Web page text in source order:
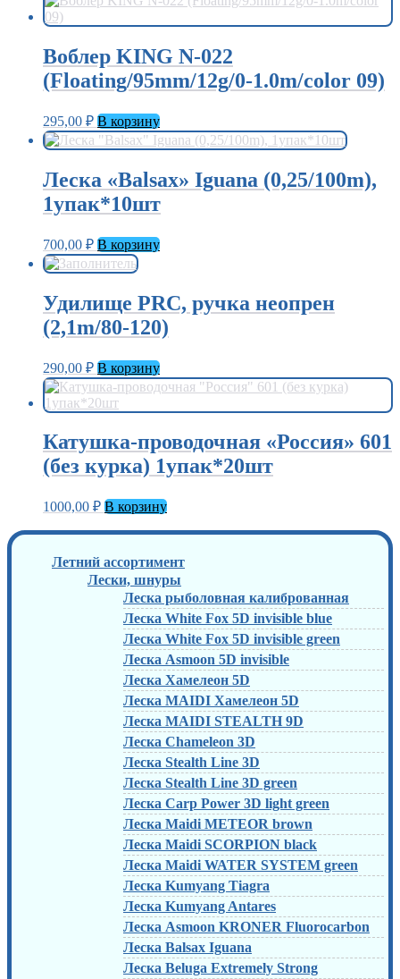
Воблер KING N-022
(Floating/95mm/12g/0-1.0m/color 09)
295,00 ₽ В корзину
Леска «Balsax» Iguana (0,25/100m),
1упак*10шт
700,00 ₽ В корзину
Удилище PRC, ручка неопрен
(2,1m/80-120)
290,00 ₽ В корзину
Катушка-проводочная «Россия» 601
(без курка) 1упак*20шт
1000,00 ₽ В корзину
Летний ассортимент
Лески, шнуры
Леска рыболовная калиброванная
Леска White Fox 5D invisible blue
Леска White Fox 5D invisible green
Леска Asmoon 5D invisible
Леска Хамелеон 5D
Леска MAIDI Хамелеон 5D
Леска MAIDI STEALTH 9D
Леска Chameleon 3D
Леска Stealth Line 3D
Леска Stealth Line 3D green
Леска Carp Power 3D light green
Леска Maidi METEOR brown
Леска Maidi SCORPION black
Леска Maidi WATER SYSTEM green
Леска Kumyang Tiagra
Леска Kumyang Antares
Леска Asmoon KRONER Fluorocarbon
Леска Balsax Iguana
Леска Beluga Extremely Strong